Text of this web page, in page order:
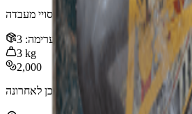
ערימה:
3
3 kg
2,000
עודכן לאחרונה
Feb 24, 2026